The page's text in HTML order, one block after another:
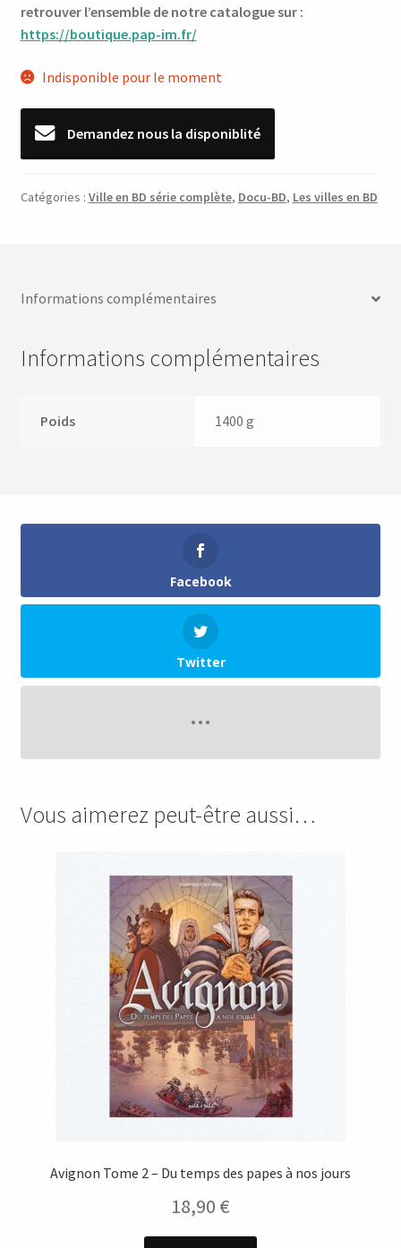
retrouver l’ensemble de notre catalogue sur :
https://boutique.pap-im.fr/
Indisponible pour le moment
Demandez nous la disponiblité
Catégories : Ville en BD série complète, Docu-BD, Les villes en BD
Informations complémentaires
Informations complémentaires
Poids 1400 g
Facebook
Twitter
Vous aimerez peut-être aussi…
Avignon Tome 2 – Du temps des papes à nos jours
18,90 €